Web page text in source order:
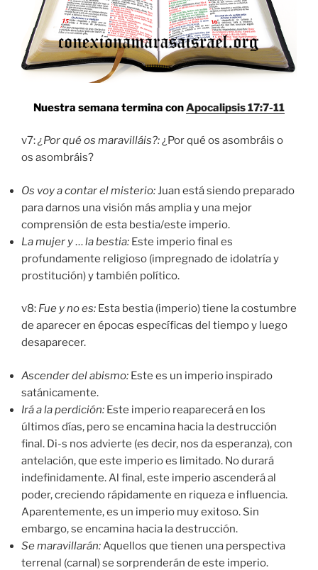
Nuestra semana termina conApocalipsis 17:7-11
v7:¿Por qué os maravilláis?:¿Por qué os asombráis o
os asombráis?
Os voy a contar el misterio:Juan está siendo preparado
para darnos una visión más amplia y una mejor
comprensión de esta bestia/este imperio.
La mujer y…la bestia: Este imperio final es
profundamente religioso (impregnado de idolatría y
prostitución) y también político.
v8: Fue y no es: Esta bestia (imperio) tiene la costumbre
de aparecer en épocas específicas del tiempo y luego
desaparecer.
Ascender del abismo: Este es un imperio inspirado
satánicamente.
Irá a la perdición: Este imperio reaparecerá en los
últimos días, pero se encamina hacia la destrucción
final. Di-s nos advierte (es decir, nos da esperanza), con
antelación, que este imperio es limitado. No durará
indefinidamente. Al final, este imperio ascenderá al
poder, creciendo rápidamente en riqueza e influencia.
Aparentemente, es un imperio muy exitoso. Sin
embargo, se encamina hacia la destrucción.
Se maravillarán:Aquellos que tienen una perspectiva
terrenal (carnal) se sorprenderán de este imperio.